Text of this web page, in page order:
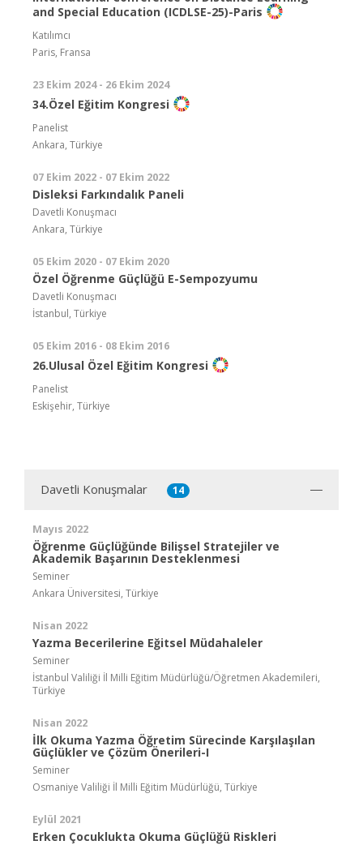
and Special Education (ICDLSE-25)-Paris
Katılımcı
Paris, Fransa
23 Ekim 2024 - 26 Ekim 2024
34.Özel Eğitim Kongresi
Panelist
Ankara, Türkiye
07 Ekim 2022 - 07 Ekim 2022
Disleksi Farkındalık Paneli
Davetli Konuşmacı
Ankara, Türkiye
05 Ekim 2020 - 07 Ekim 2020
Özel Öğrenme Güçlüğü E-Sempozyumu
Davetli Konuşmacı
İstanbul, Türkiye
05 Ekim 2016 - 08 Ekim 2016
26.Ulusal Özel Eğitim Kongresi
Panelist
Eskişehir, Türkiye
Davetli Konuşmalar 14
Mayıs 2022
Öğrenme Güçlüğünde Bilişsel Stratejiler ve
Akademik Başarının Desteklenmesi
Seminer
Ankara Üniversitesi, Türkiye
Nisan 2022
Yazma Becerilerine Eğitsel Müdahaleler
Seminer
İstanbul Valiliği İl Milli Eğitim Müdürlüğü/Öğretmen Akademileri,
Türkiye
Nisan 2022
İlk Okuma Yazma Öğretim Sürecinde Karşılaşılan
Güçlükler ve Çözüm Önerileri-I
Seminer
Osmaniye Valiliği İl Milli Eğitim Müdürlüğü, Türkiye
Eylül 2021
Erken Çocuklukta Okuma Güçlüğü Riskleri